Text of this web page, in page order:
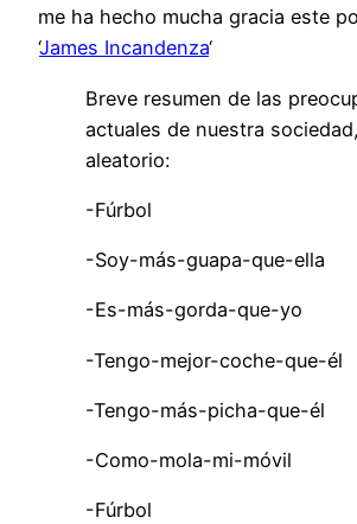
me ha hecho mucha gracia este
‘James Incandenza‘
Breve resumen de las
actuales de nuestra
aleatorio:
-Fúrbol
-Soy-más-guapa-que-ella
-Es-más-gorda-que-yo
-Tengo-mejor-coche-que-él
-Tengo-más-picha-que-él
-Como-mola-mi-móvil
-Fúrbol